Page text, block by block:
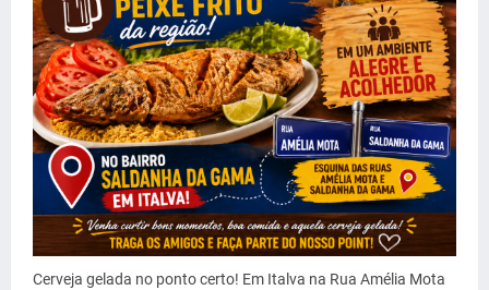
Cerveja gelada no ponto certo! Em Italva na Rua Amélia Mota